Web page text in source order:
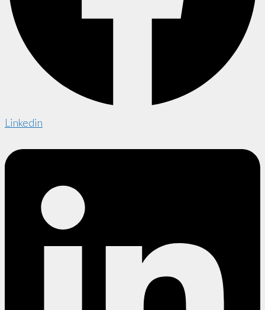
Linkedin